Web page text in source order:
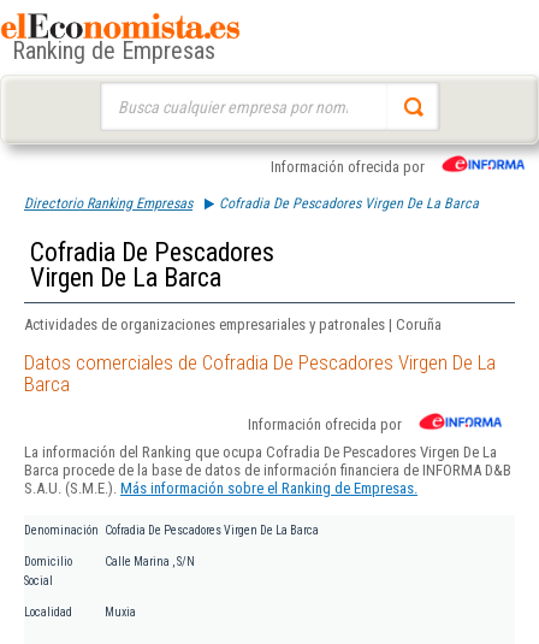
Ranking de Empresas
Información ofrecida por
Directorio Ranking Empresas Cofradia De Pescadores Virgen De La Barca
Cofradia De Pescadores
Virgen De La Barca
Actividades de organizaciones empresariales y patronales | Coruña
Datos comerciales de Cofradia De Pescadores Virgen De La
Barca
Información ofrecida por
La información del Ranking que ocupa Cofradia De Pescadores Virgen De La
Barca procede de la base de datos de información financiera de INFORMA D&B
S.A.U. (S.M.E.). Más información sobre el Ranking de Empresas.
Denominación Cofradia De Pescadores Virgen De La Barca
Domicilio
Social
Calle Marina , S/N
Localidad Muxia